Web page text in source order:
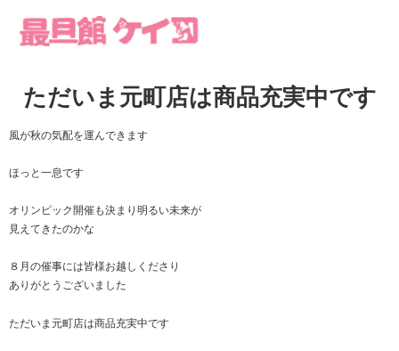
ただいま元町店は商品充実中です
風が秋の気配を運んできます
ほっと一息です
オリンピック開催も決まり明るい未来が
見えてきたのかな
８月の催事には皆様お越しくださり
ありがとうございました
ただいま元町店は商品充実中です